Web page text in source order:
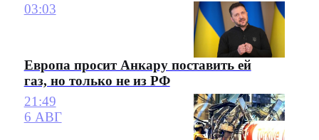
03:03
Европа просит Анкару поставить ей
газ, но только не из РФ
21:49
6 АВГ